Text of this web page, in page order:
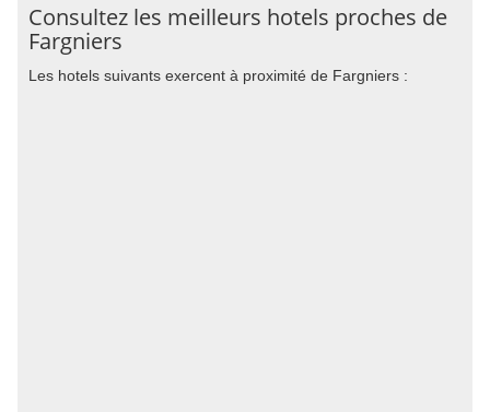
Consultez les meilleurs hotels proches de
Fargniers
Les hotels suivants exercent à proximité de Fargniers :